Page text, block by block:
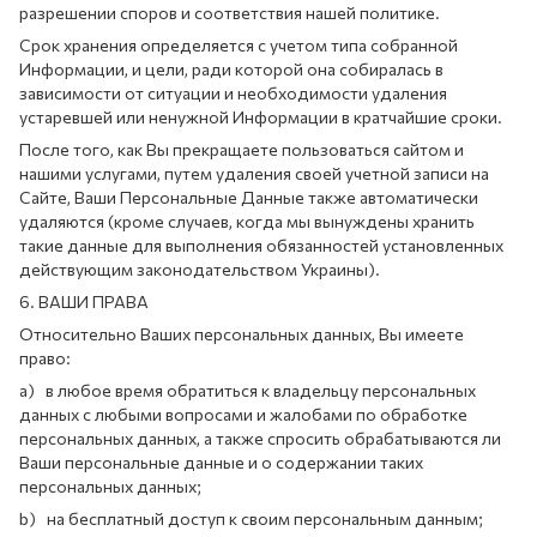
разрешении споров и соответствия нашей политике.
Срок хранения определяется с учетом типа собранной
Информации, и цели, ради которой она собиралась в
зависимости от ситуации и необходимости удаления
устаревшей или ненужной Информации в кратчайшие сроки.
После того, как Вы прекращаете пользоваться сайтом и
нашими услугами, путем удаления своей учетной записи на
Сайте, Ваши Персональные Данные также автоматически
удаляются (кроме случаев, когда мы вынуждены хранить
такие данные для выполнения обязанностей установленных
действующим законодательством Украины).
6. ВАШИ ПРАВА
Относительно Ваших персональных данных, Вы имеете
право:
a) в любое время обратиться к владельцу персональных
данных с любыми вопросами и жалобами по обработке
персональных данных, а также спросить обрабатываются ли
Ваши персональные данные и о содержании таких
персональных данных;
b) на бесплатный доступ к своим персональным данным;